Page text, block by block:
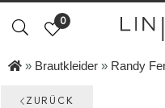
0
» Brautkleider » Randy
ZURÜCK